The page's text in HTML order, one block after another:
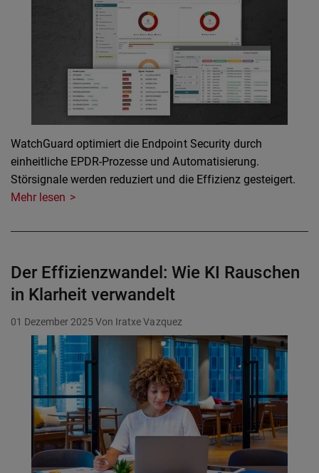
WatchGuard optimiert die Endpoint Security durch
einheitliche EPDR-Prozesse und Automatisierung.
Störsignale werden reduziert und die Effizienz gesteigert.
Mehr lesen
Der Effizienzwandel: Wie KI Rauschen
in Klarheit verwandelt
01 Dezember 2025 Von Iratxe Vazquez